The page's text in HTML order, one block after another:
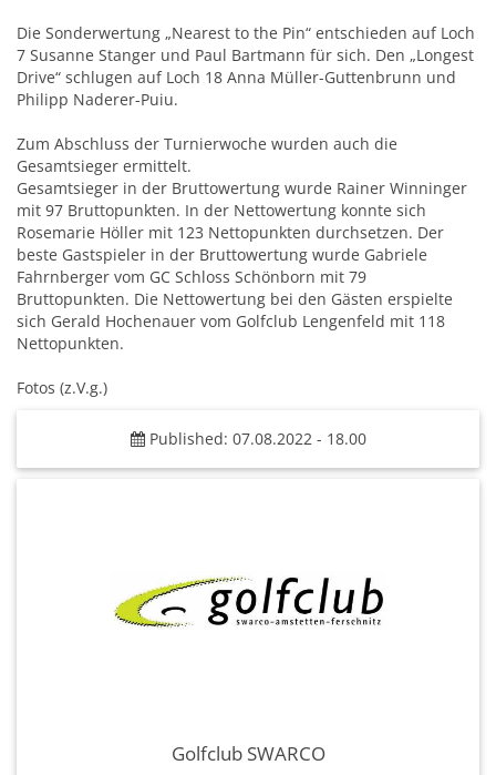
Die Sonderwertung „Nearest to the Pin“ entschieden auf Loch
7 Susanne Stanger und Paul Bartmann für sich. Den „Longest
Drive“ schlugen auf Loch 18 Anna Müller-Guttenbrunn und
Philipp Naderer-Puiu.
Zum Abschluss der Turnierwoche wurden auch die
Gesamtsieger ermittelt.
Gesamtsieger in der Bruttowertung wurde Rainer Winninger
mit 97 Bruttopunkten. In der Nettowertung konnte sich
Rosemarie Höller mit 123 Nettopunkten durchsetzen. Der
beste Gastspieler in der Bruttowertung wurde Gabriele
Fahrnberger vom GC Schloss Schönborn mit 79
Bruttopunkten. Die Nettowertung bei den Gästen erspielte
sich Gerald Hochenauer vom Golfclub Lengenfeld mit 118
Nettopunkten.
Fotos (z.V.g.)
Published: 07.08.2022 - 18.00
Golfclub SWARCO